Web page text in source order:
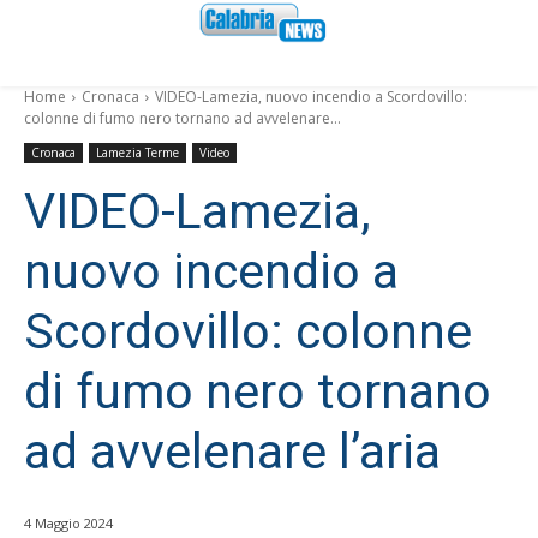
Home Cronaca
VIDEO-Lamezia, nuovo incendio a Scordovillo:
colonne di fumo nero tornano ad avvelenare...
Cronaca Lamezia Terme Video
VIDEO-Lamezia,
nuovo incendio a
Scordovillo: colonne
di fumo nero tornano
ad avvelenare l’aria
4 Maggio 2024